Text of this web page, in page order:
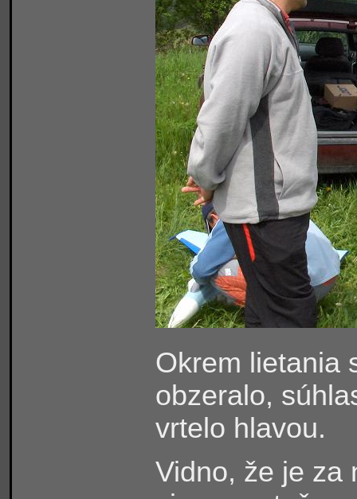
Okrem lietania
obzeralo,
vrtelo hlavou.
Vidno, že je za